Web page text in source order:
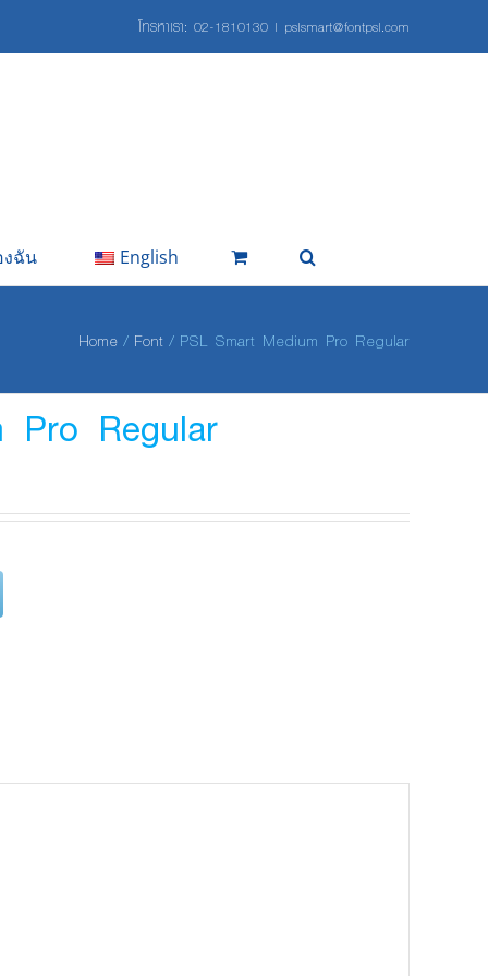
โทรหาเรา: 02-1810130 | pslsmart@fontpsl.com
ฉัน English
Home Font PSL Smart Medium Pro Regular
Pro Regular